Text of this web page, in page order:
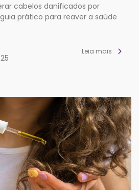
cabelos danificados por
prático para reaver a saúde
Leia mais